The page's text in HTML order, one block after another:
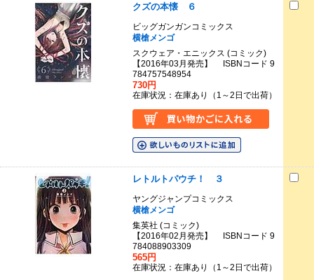
クズの本懐 ６
ビッグガンガンコミックス
横槍メンゴ
スクウェア・エニックス (コミック)
【2016年03月発売】 ISBNコード 9
784757548954
730円
在庫状況：在庫あり（1～2日で出荷）
レトルトパウチ！ ３
ヤングジャンプコミックス
横槍メンゴ
集英社 (コミック)
【2016年02月発売】 ISBNコード 9
784088903309
565円
在庫状況：在庫あり（1～2日で出荷）